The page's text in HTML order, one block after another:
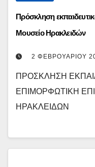
Πρόσκληση
Μουσείο Ηρακλειδών
2 ΦΕΒΡΟΥΑΡΊΟΥ
ΠΡΟΣΚΛΗΣΗ
ΕΠΙΜΟΡΦΩΤΙΚΗ
ΗΡΑΚΛΕΙΔΩΝ